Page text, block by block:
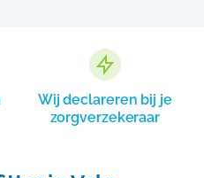
Wij declareren bij je
zorgverzekeraar